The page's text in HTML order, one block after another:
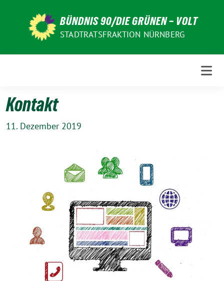
BÜNDNIS 90/DIE GRÜNEN – VOLT
STADTRATSFRAKTION NÜRNBERG
Kontakt
11. Dezember 2019